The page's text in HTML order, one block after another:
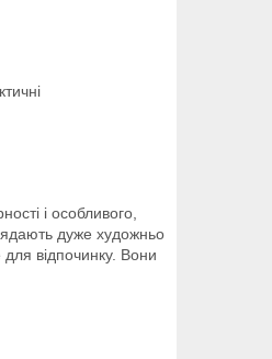
і особливого,
дуже художньо
відпочинку. Вони